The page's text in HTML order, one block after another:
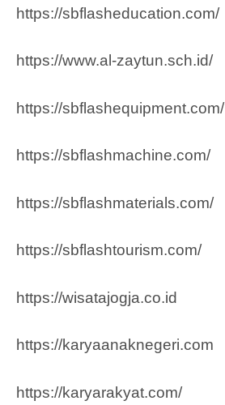
https://sbflasheducation.com/
https://www.al-zaytun.sch.id/
https://sbflashequipment.com/
https://sbflashmachine.com/
https://sbflashmaterials.com/
https://sbflashtourism.com/
https://wisatajogja.co.id
https://karyaanaknegeri.com
https://karyarakyat.com/